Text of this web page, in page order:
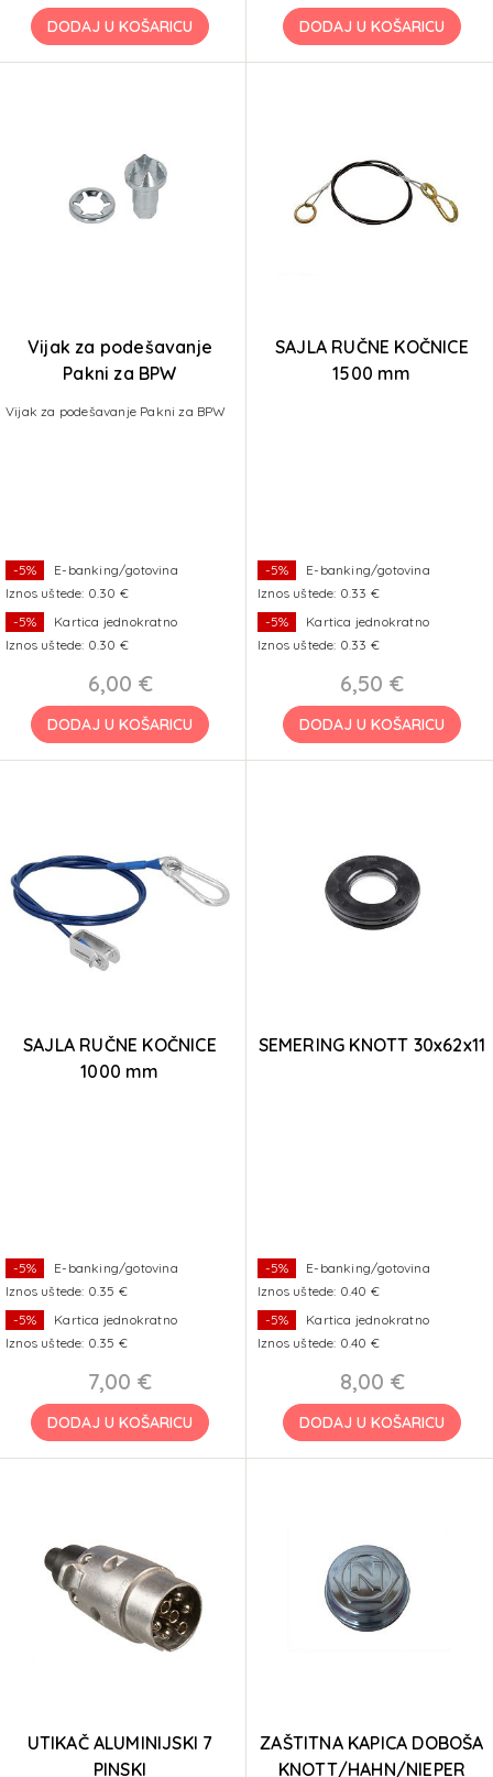
DODAJ U KOŠARICU DODAJ U KOŠARICU
Vijak za podešavanje
Pakni za BPW
Vijak za podešavanje Pakni za BPW
-5%
E-banking/gotovina
Iznos uštede: 0.30 €
-5%
Kartica jednokratno
Iznos uštede: 0.30 €
6,00 €
DODAJ U KOŠARICU
SAJLA RUČNE KOČNICE
1500 mm
-5%
E-banking/gotovina
Iznos uštede: 0.33 €
-5%
Kartica jednokratno
Iznos uštede: 0.33 €
6,50 €
DODAJ U KOŠARICU
SAJLA RUČNE KOČNICE
1000 mm
-5%
E-banking/gotovina
Iznos uštede: 0.35 €
-5%
Kartica jednokratno
Iznos uštede: 0.35 €
7,00 €
DODAJ U KOŠARICU
SEMERING KNOTT 30x62x11
-5%
E-banking/gotovina
Iznos uštede: 0.40 €
-5%
Kartica jednokratno
Iznos uštede: 0.40 €
8,00 €
DODAJ U KOŠARICU
UTIKAČ ALUMINIJSKI 7
PINSKI
ZAŠTITNA KAPICA DOBOŠA
KNOTT/HAHN/NIEPER